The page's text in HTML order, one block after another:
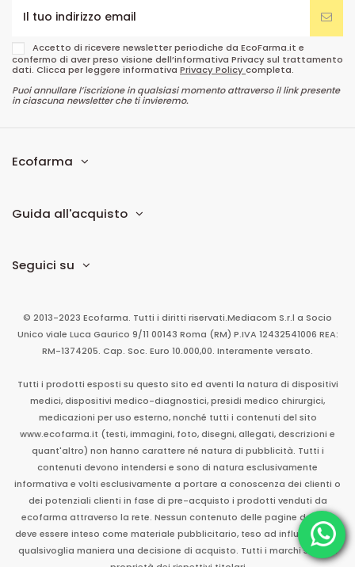
Accetto di ricevere newsletter periodiche da EcoFarma.it e
confermo di aver preso visione dell’informativa Privacy sul trattamento
dati. Clicca per leggere informativa Privacy Policycompleta.
Puoi annullare l’iscrizione in qualsiasi momento attraverso il link presente
in ciascuna newsletter che ti invieremo.
Ecofarma
Guida all'acquisto
Seguici su
© 2013-2023 Ecofarma. Tutti i diritti riservati.Mediacom S.r.l a Socio
Unico viale Luca Gaurico 9/11 00143 Roma (RM) P.IVA 12432541006 REA:
RM-1374205. Cap. Soc. Euro 10.000,00. Interamente versato.
Tutti i prodotti esposti su questo sito ed aventi la natura di dispositivi
medici, dispositivi medico-diagnostici, presidi medico chirurgici,
medicazioni per uso esterno, nonché tutti i contenuti del sito
www.ecofarma.it (testi, immagini, foto, disegni, allegati, descrizioni e
quant'altro) non hanno carattere né natura di pubblicità. Tutti i
contenuti devono intendersi e sono di natura esclusivamente
informativa e volti esclusivamente a portare a conoscenza dei clienti o
dei potenziali clienti in fase di pre-acquisto i prodotti venduti da
ecofarma attraverso la rete. Nessun contenuto delle pagine del sito
deve essere inteso come materiale pubblicitario, teso ad influenzare in
qualsivoglia maniera una decisione di acquisto. Tutti i marchi sono di